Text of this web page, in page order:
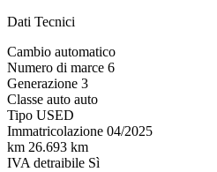
Dati Tecnici
Cambio automatico
Numero di marce 6
Generazione 3
Classe auto auto
Tipo USED
Immatricolazione 04/2025
km 26.693 km
IVA detraibile Sì